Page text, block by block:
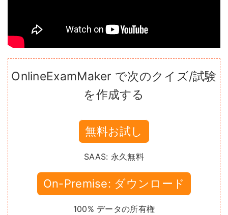
OnlineExamMaker で次のクイズ/試験
を作成する
無料お試し
SAAS: 永久無料
On-Premise: ダウンロード
100% データの所有権